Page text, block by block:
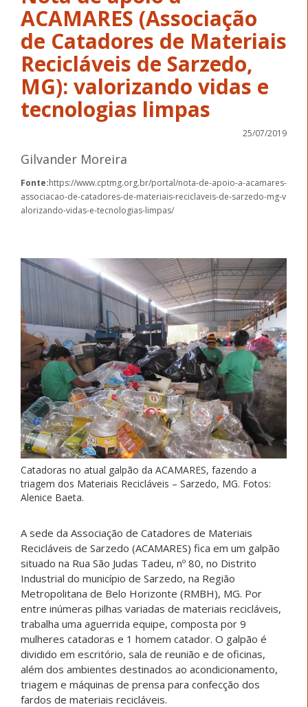
ACAMARES (Associação
de Catadores de Materiais
Recicláveis de Sarzedo,
MG): valorizando vidas e
tecnologias limpas
25/07/2019
Gilvander Moreira
Fonte:https://www.cptmg.org.br/portal/nota-de-apoio-a-acamares-
associacao-de-catadores-de-materiais-reciclaveis-de-sarzedo-mg-v
alorizando-vidas-e-tecnologias-limpas/
Catadoras no atual galpão da ACAMARES, fazendo a
triagem dos Materiais Recicláveis – Sarzedo, MG. Fotos:
Alenice Baeta.
A sede da Associação de Catadores de Materiais
Recicláveis de Sarzedo (ACAMARES) fica em um galpão
situado na Rua São Judas Tadeu, nº 80, no Distrito
Industrial do município de Sarzedo, na Região
Metropolitana de Belo Horizonte (RMBH), MG. Por
entre inúmeras pilhas variadas de materiais recicláveis,
trabalha uma aguerrida equipe, composta por 9
mulheres catadoras e 1 homem catador. O galpão é
dividido em escritório, sala de reunião e de oficinas,
além dos ambientes destinados ao acondicionamento,
triagem e máquinas de prensa para confecção dos
fardos de materiais recicláveis.